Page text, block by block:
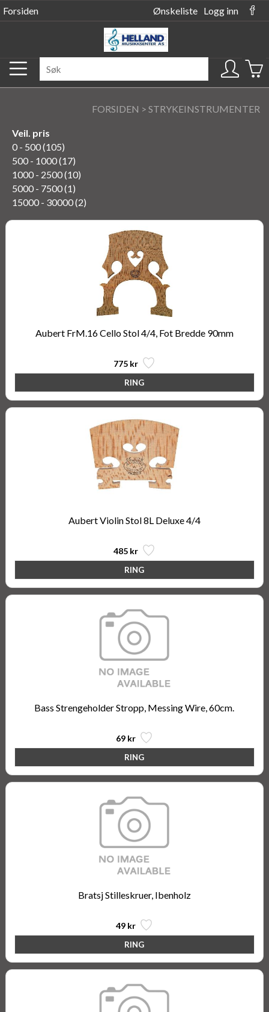
Forsiden Ønskeliste Logg inn
FORSIDEN > STRYKEINSTRUMENTER
Veil. pris
0 - 500 (105)
500 - 1000 (17)
1000 - 2500 (10)
5000 - 7500 (1)
15000 - 30000 (2)
Aubert FrM.16 Cello Stol 4/4, Fot Bredde 90mm
775 kr
Aubert Violin Stol 8L Deluxe 4/4
485 kr
Bass Strengeholder Stropp, Messing Wire, 60cm.
69 kr
Bratsj Stilleskruer, Ibenholz
49 kr